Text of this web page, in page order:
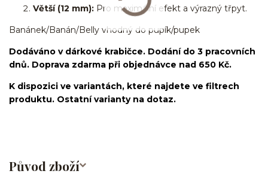
Větší (12 mm): Pro maximální efekt a výrazný třpyt.
Banánek/Banán/Belly vhodný do pupík/pupek
Dodáváno v dárkové krabičce. Dodání do 3 pracovních
dnů. Doprava zdarma při objednávce nad 650 Kč.
K dispozici ve variantách, které najdete ve filtrech
produktu. Ostatní varianty na dotaz.
Původ zboží